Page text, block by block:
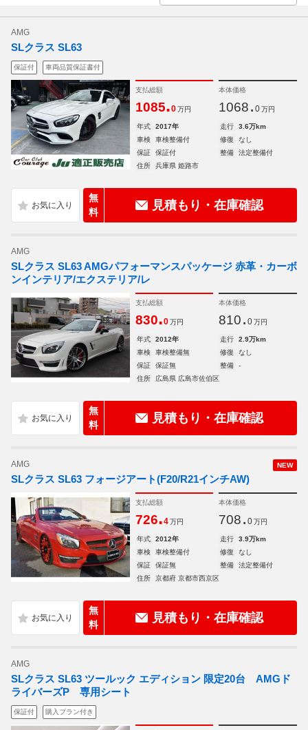
AMG
SLクラス SL63
保証付 車両品質保証書付
支払総額
1085.0 万円
本体価格
1068. 0 万円
年式 2017年 走行
3.6万km
車検
車検整備付 修復
なし
保証
保証付 整備
法定整備付
住所
兵庫県 姫路市
無
料
見積もり・在庫確認
AMG
SLクラス SL63 AMGパフォーマンスパッケージ 赤革・カーボ
ンインテリア/エクステリア/レ
支払総額
830.0 万円
本体価格
810. 0 万円
年式 2012年 走行
2.9万km
車検
車検整備無 修復
なし
保証
保証無 整備
-
住所
広島県 広島市佐伯区
無
料
見積もり・在庫確認
NEW
AMG
SLクラス SL63 フォージアート(F20/R21インチAW)
支払総額
726.4 万円
本体価格
708. 0 万円
年式 2012年 走行
3.9万km
車検
車検整備付 修復
なし
保証
保証無 整備
法定整備付
住所
京都府 京都市西京区
無
料
見積もり・在庫確認
AMG
SLクラス SL63 ツールック エディション 限定20台 AMGド
ライバーズP 専用シート
保証付 購入プラン付き